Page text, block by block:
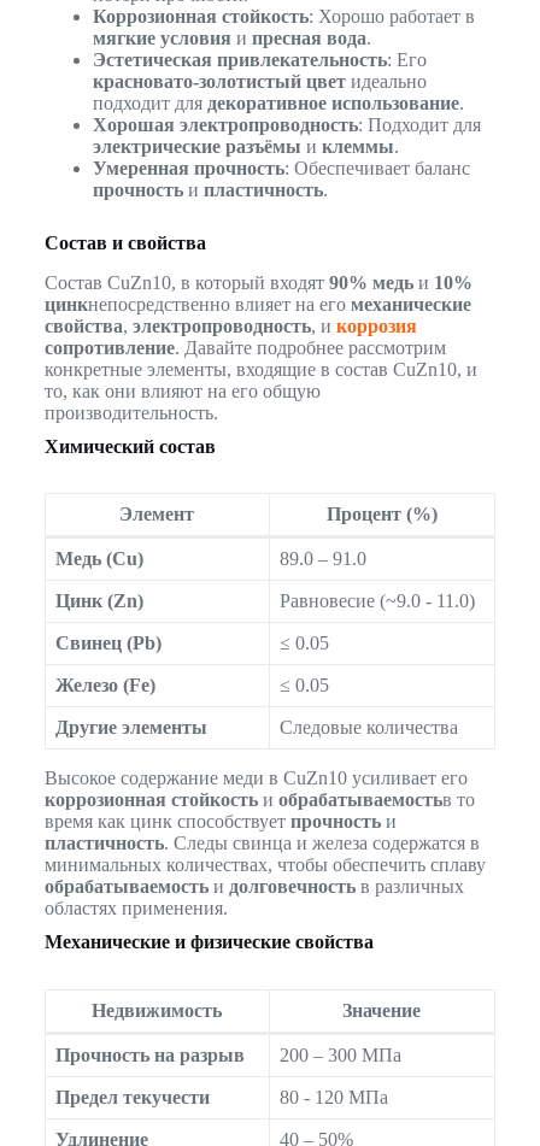
Коррозионная стойкость: Хорошо работает в
мягкие условия и пресная вода.
Эстетическая привлекательность: Его
красновато-золотистый цветидеально
подходит для декоративное использование.
Хорошая электропроводность: Подходит для
электрические разъёмы и клеммы.
Умеренная прочность: Обеспечивает баланс
прочностьи пластичность.
Состав и свойства
Состав CuZn10, в который входят 90% медьи 10%
цинкнепосредственно влияет на его механические
свойства, электропроводность, и коррозия
сопротивление. Давайте подробнее рассмотрим
конкретные элементы, входящие в состав CuZn10, и
то, как они влияют на его общую
производительность.
Химический состав
Элемент Процент (%)
Медь (Cu) 89.0 – 91.0
Цинк (Zn) Равновесие (~9.0 - 11.0)
Свинец (Pb) ≤ 0.05
Железо (Fe) ≤ 0.05
Другие элементы Следовые количества
Высокое содержание меди в CuZn10 усиливает его
коррозионная стойкостьи обрабатываемостьв то
время как цинк способствует прочностьи
пластичность. Следы свинца и железа содержатся в
минимальных количествах, чтобы обеспечить сплаву
обрабатываемостьи долговечностьв различных
областях применения.
Механические и физические свойства
Недвижимость Значение
Прочность на разрыв 200 – 300 МПа
Предел текучести 80 - 120 МПа
Удлинение 40 – 50%